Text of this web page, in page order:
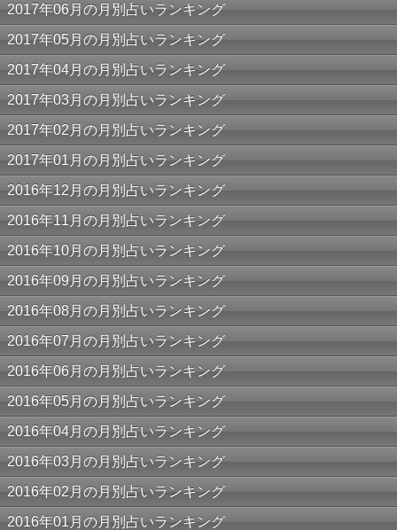
2017年06月の月別占いランキング
2017年05月の月別占いランキング
2017年04月の月別占いランキング
2017年03月の月別占いランキング
2017年02月の月別占いランキング
2017年01月の月別占いランキング
2016年12月の月別占いランキング
2016年11月の月別占いランキング
2016年10月の月別占いランキング
2016年09月の月別占いランキング
2016年08月の月別占いランキング
2016年07月の月別占いランキング
2016年06月の月別占いランキング
2016年05月の月別占いランキング
2016年04月の月別占いランキング
2016年03月の月別占いランキング
2016年02月の月別占いランキング
2016年01月の月別占いランキング